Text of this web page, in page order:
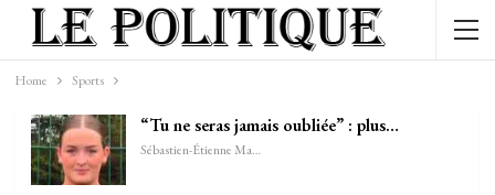
Home Sports
“Tu ne seras jamais oubliée” : plus…
Sébastien-Étienne Marechal